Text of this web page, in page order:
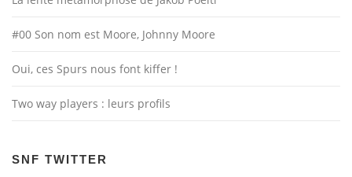
#00 Son nom est Moore, Johnny Moore
Oui, ces Spurs nous font kiffer !
Two way players : leurs profils
SNF TWITTER